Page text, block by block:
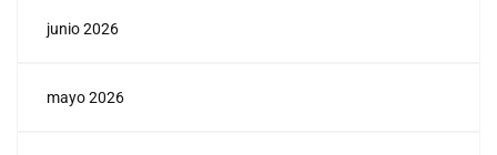
junio 2026
mayo 2026